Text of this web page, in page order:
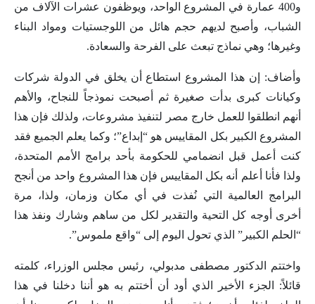
و400 عمارة في المشروع الواحد، ويوظفون عشرات الآلاف من
الشباب، وأصبح لديهم حجم هائل من اللوجستيات ومواد البناء
وغيرها؛ وهي نماذج تبعث على الفرحة والسعادة.
وأضاف: إن هذا المشروع استطاع أن يخلق في الدولة شركات
وكيانات كبرى بدأت صغيرة ثم أصبحت نموذجاً للنجاح، والأهم
أنهم انطلقوا للعمل خارج مصر لتنفيذ مشروعات، ولذلك فإن هذا
المشروع الكبير بكل المقاييس هو “إبداع”؛ وكما يعلم الجميع فقد
كنت أعمل قبل انضمامي للحكومة بأحد برامج الأمم المتحدة،
ولذا فأنا أعلم أنه بكل المقاييس فإن هذا المشروع واحد من أنجح
البرامج العالمية التي نُفذت في أي مكان وزمان، ولذا، مرة
أخرى أوجه كل التحية والتقدير لكل من ساهم وشارك ونفذ هذا
“الحلم الكبير” الذي تحول اليوم إلى “واقع ملموس”.
واختتم الدكتور مصطفى مدبولي، رئيس مجلس الوزراء، كلمته
قائلاً: الجزء الأخير الذي أود أن أختتم به هو أننا دخلنا في هذا